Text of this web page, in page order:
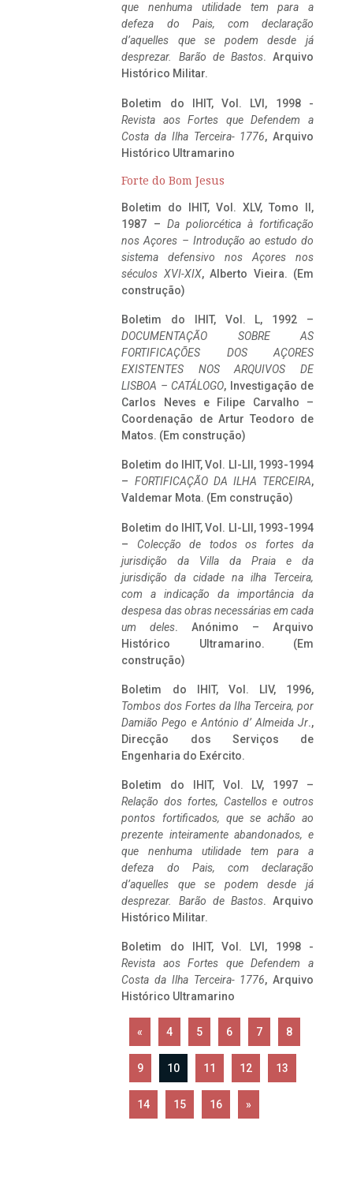
que nenhuma utilidade tem para a
defeza do Pais, com declaração
d’aquelles que se podem desde já
desprezar. Barão de Bastos. Arquivo
Histórico Militar.
Boletim do IHIT, Vol. LVI, 1998 -
Revista aos Fortes que Defendem a
Costa da Ilha Terceira- 1776, Arquivo
Histórico Ultramarino
Forte do Bom Jesus
Boletim do IHIT, Vol. XLV, Tomo II,
1987 – Da poliorcética à fortificação
nos Açores – Introdução ao estudo do
sistema defensivo nos Açores nos
séculos XVI-XIX, Alberto Vieira. (Em
construção)
Boletim do IHIT, Vol. L, 1992 –
DOCUMENTAÇÃO SOBRE AS
FORTIFICAÇÕES DOS AÇORES
EXISTENTES NOS ARQUIVOS DE
LISBOA – CATÁLOGO, Investigação de
Carlos Neves e Filipe Carvalho –
Coordenação de Artur Teodoro de
Matos. (Em construção)
Boletim do IHIT, Vol. LI-LII, 1993-1994
– FORTIFICAÇÃO DA ILHA TERCEIRA,
Valdemar Mota. (Em construção)
Boletim do IHIT, Vol. LI-LII, 1993-1994
– Colecção de todos os fortes da
jurisdição da Villa da Praia e da
jurisdição da cidade na ilha Terceira,
com a indicação da importância da
despesa das obras necessárias em cada
um deles. Anónimo – Arquivo
Histórico Ultramarino. (Em
construção)
Boletim do IHIT, Vol. LIV, 1996,
Tombos dos Fortes da Ilha Terceira, por
Damião Pego e António d’ Almeida Jr.,
Direcção dos Serviços de
Engenharia do Exército.
Boletim do IHIT, Vol. LV, 1997 –
Relação dos fortes, Castellos e outros
pontos fortificados, que se achão ao
prezente inteiramente abandonados, e
que nenhuma utilidade tem para a
defeza do Pais, com declaração
d’aquelles que se podem desde já
desprezar. Barão de Bastos. Arquivo
Histórico Militar.
Boletim do IHIT, Vol. LVI, 1998 -
Revista aos Fortes que Defendem a
Costa da Ilha Terceira- 1776, Arquivo
Histórico Ultramarino
« 4 5 6 7 8
9 10 11 12 13
14 15 16 »